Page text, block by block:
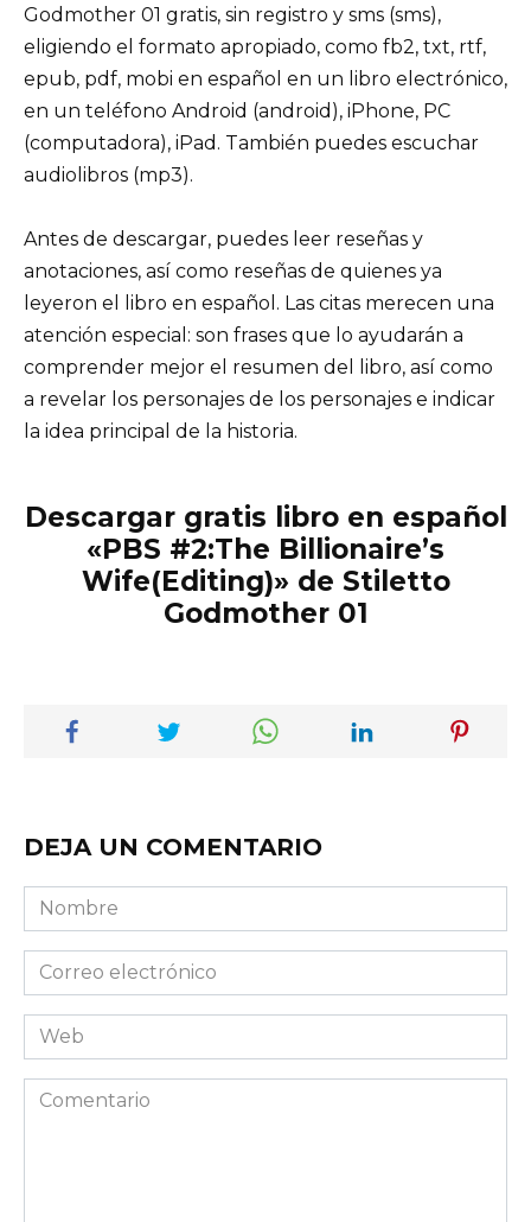
Godmother 01 gratis, sin registro y sms (sms),
eligiendo el formato apropiado, como fb2, txt, rtf,
epub, pdf, mobi en español en un libro electrónico,
en un teléfono Android (android), iPhone, PC
(computadora), iPad. También puedes escuchar
audiolibros (mp3).
Antes de descargar, puedes leer reseñas y
anotaciones, así como reseñas de quienes ya
leyeron el libro en español. Las citas merecen una
atención especial: son frases que lo ayudarán a
comprender mejor el resumen del libro, así como
a revelar los personajes de los personajes e indicar
la idea principal de la historia.
Descargar gratis libro en español
«PBS #2:The Billionaire’s
Wife(Editing)» de Stiletto
Godmother 01
DEJA UN COMENTARIO
Nombre
Correo
electrónico
Web
Comentario